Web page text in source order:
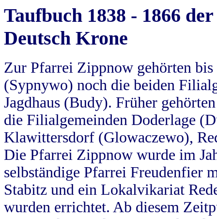
Taufbuch 1838 - 1866
Deutsch Krone
Zur Pfarrei Zippnow gehörten
(Sypnywo) noch die beiden
Jagdhaus (Budy). Früher
die Filialgemeinden Doderlage
Klawittersdorf (Glowaczewo),
Die Pfarrei Zippnow wurde im
selbständige Pfarrei Freudenfier
Stabitz und ein Lokalvikariat
wurden errichtet. Ab diesem